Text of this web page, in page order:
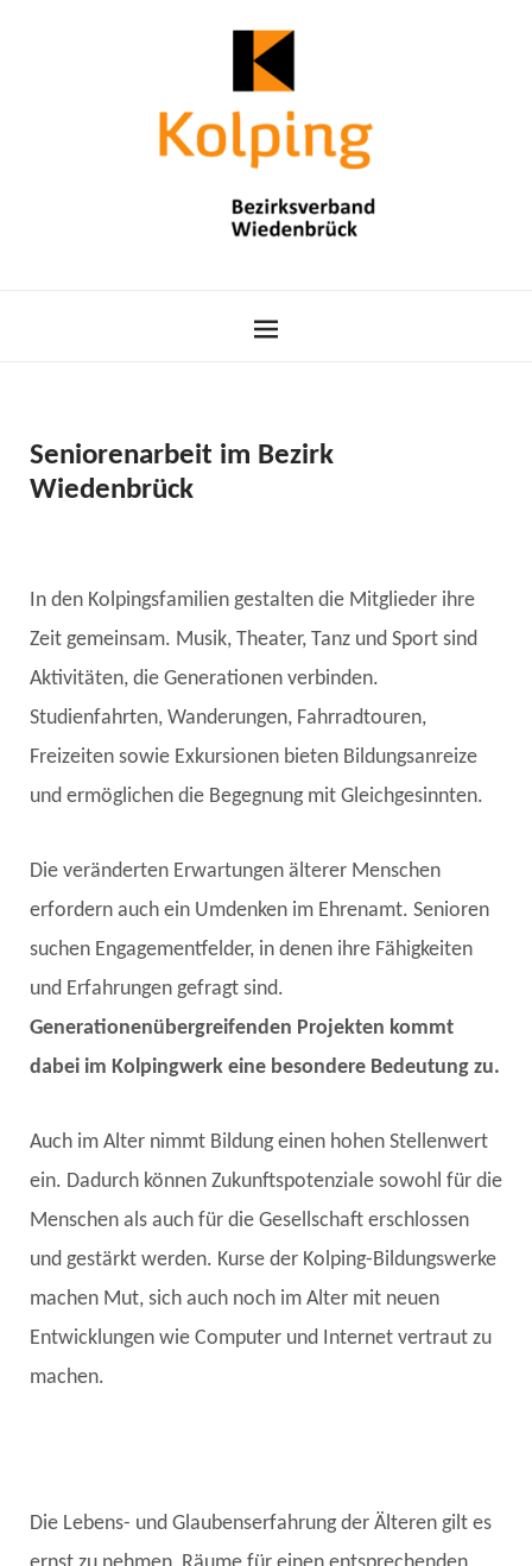
Seniorenarbeit im Bezirk
Wiedenbrück
In den Kolpingsfamilien gestalten die Mitglieder ihre
Zeit gemeinsam. Musik, Theater, Tanz und Sport sind
Aktivitäten, die Generationen verbinden.
Studienfahrten, Wanderungen, Fahrradtouren,
Freizeiten sowie Exkursionen bieten Bildungsanreize
und ermöglichen die Begegnung mit Gleichgesinnten.
Die veränderten Erwartungen älterer Menschen
erfordern auch ein Umdenken im Ehrenamt. Senioren
suchen Engagementfelder, in denen ihre Fähigkeiten
und Erfahrungen gefragt sind.
Generationenübergreifenden Projekten kommt
dabei im Kolpingwerk eine besondere Bedeutung zu.
Auch im Alter nimmt Bildung einen hohen Stellenwert
ein. Dadurch können Zukunftspotenziale sowohl für die
Menschen als auch für die Gesellschaft erschlossen
und gestärkt werden. Kurse der Kolping-Bildungswerke
machen Mut, sich auch noch im Alter mit neuen
Entwicklungen wie Computer und Internet vertraut zu
machen.
Die Lebens- und Glaubenserfahrung der Älteren gilt es